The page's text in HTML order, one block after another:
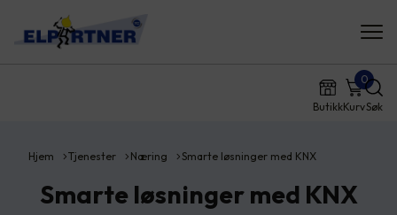
ButikkKurv
0
Søk
Hjem Tjenester Næring Smarte løsninger med KNX
Smarte løsninger med KNX